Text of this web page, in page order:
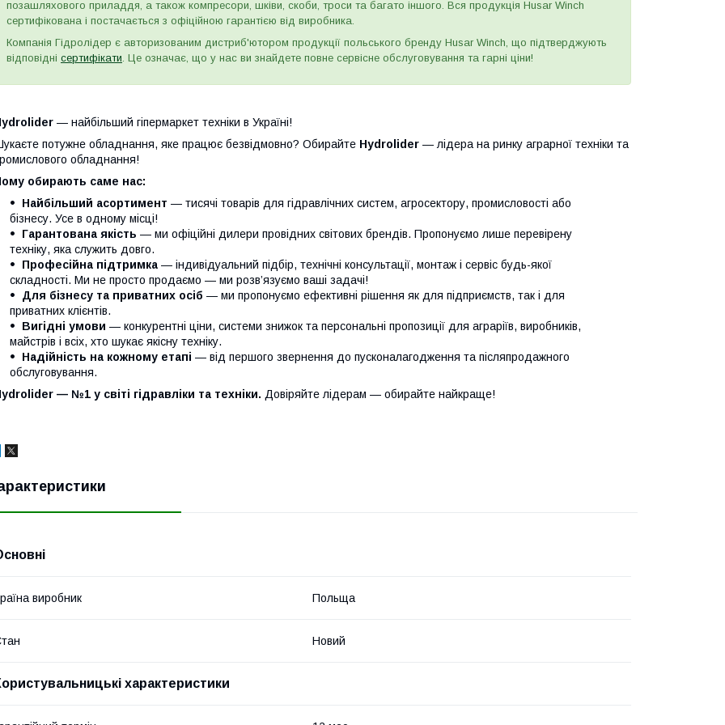
позашляхового приладдя, а також компресори, шківи, скоби, троси та багато іншого. Вся продукція Husar Winch
сертифікована і постачається з офіційною гарантією від виробника.
Компанія Гідролідер є авторизованим дистриб'ютором продукції польського бренду Husar Winch, що підтверджують
відповідні сертифікати. Це означає, що у нас ви знайдете повне сервісне обслуговування та гарні ціни!
— найбільший гіпермаркет техніки в Україні!
потужне обладнання, яке працює безвідмовно? Обирайте Hydrolider — лідера на ринку аграрної техніки та
обладнання!
обирають саме нас:
Найбільший асортимент — тисячі товарів для гідравлічних систем, агросектору, промисловості або
бізнесу. Усе в одному місці!
Гарантована якість — ми офіційні дилери провідних світових брендів. Пропонуємо лише перевірену
техніку, яка служить довго.
Професійна підтримка — індивідуальний підбір, технічні консультації, монтаж і сервіс будь-якої
складності. Ми не просто продаємо — ми розв’язуємо ваші задачі!
Для бізнесу та приватних осіб — ми пропонуємо ефективні рішення як для підприємств, так і для
приватних клієнтів.
Вигідні умови — конкурентні ціни, системи знижок та персональні пропозиції для аграріїв, виробників,
майстрів і всіх, хто шукає якісну техніку.
Надійність на кожному етапі — від першого звернення до пусконалагодження та післяпродажного
обслуговування.
— №1 у світі гідравліки та техніки. Довіряйте лідерам — обирайте найкраще!
виробник Польща
Новий
характеристики